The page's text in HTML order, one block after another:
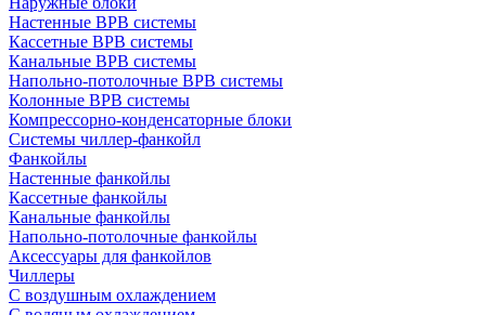
Настенные ВРВ системы
Кассетные ВРВ системы
Канальные ВРВ системы
Напольно-потолочные ВРВ системы
Колонные ВРВ системы
Компрессорно-конденсаторные блоки
Системы чиллер-фанкойл
Фанкойлы
Настенные фанкойлы
Кассетные фанкойлы
Канальные фанкойлы
Напольно-потолочные фанкойлы
Аксессуары для фанкойлов
Чиллеры
С воздушным охлаждением